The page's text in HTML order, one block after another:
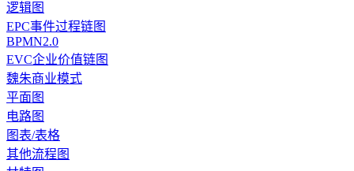
逻辑图
EPC事件过程链图
BPMN2.0
EVC企业价值链图
魏朱商业模式
平面图
电路图
图表/表格
其他流程图